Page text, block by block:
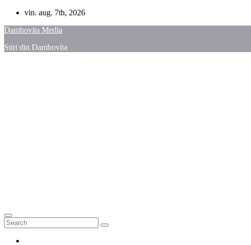
Skip
content
vin. aug. 7th, 2026
Dambovita Media
Stiri din Dambovita